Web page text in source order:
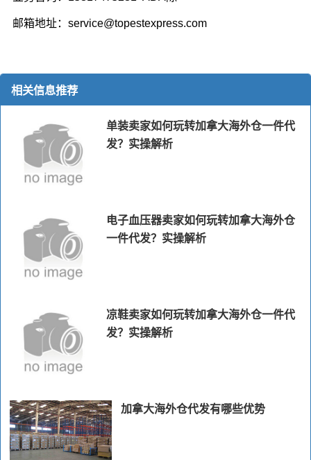
邮箱地址：service@topestexpress.com
相关信息推荐
单装卖家如何玩转加拿大海外仓一件代
发？实操解析
电子血压器卖家如何玩转加拿大海外仓
一件代发？实操解析
凉鞋卖家如何玩转加拿大海外仓一件代
发？实操解析
加拿大海外仓代发有哪些优势